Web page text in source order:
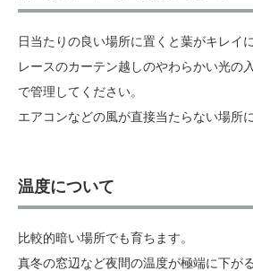
日当たりの良い場所に置くと葉がキレイ
レースのカーテン越しのやわらかい光の
で管理してください。
エアコンなどの風が直接当たらない場所
温度について
比較的暗い場所でも育ちます。
真冬の窓辺など夜間の温度が極端に下が